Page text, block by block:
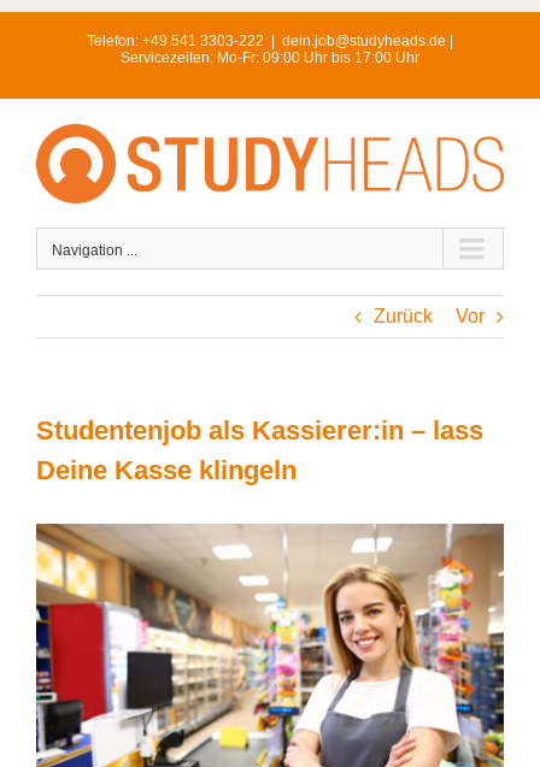
Telefon: +49 541 3303-222
dein.job@studyheads.de |
Servicezeiten: Mo-Fr: 09:00 Uhr bis 17:00 Uhr
Navigation ...
Zurück Vor
Studentenjob als Kassierer:in – lass
Deine Kasse klingeln
View
Larger
Image